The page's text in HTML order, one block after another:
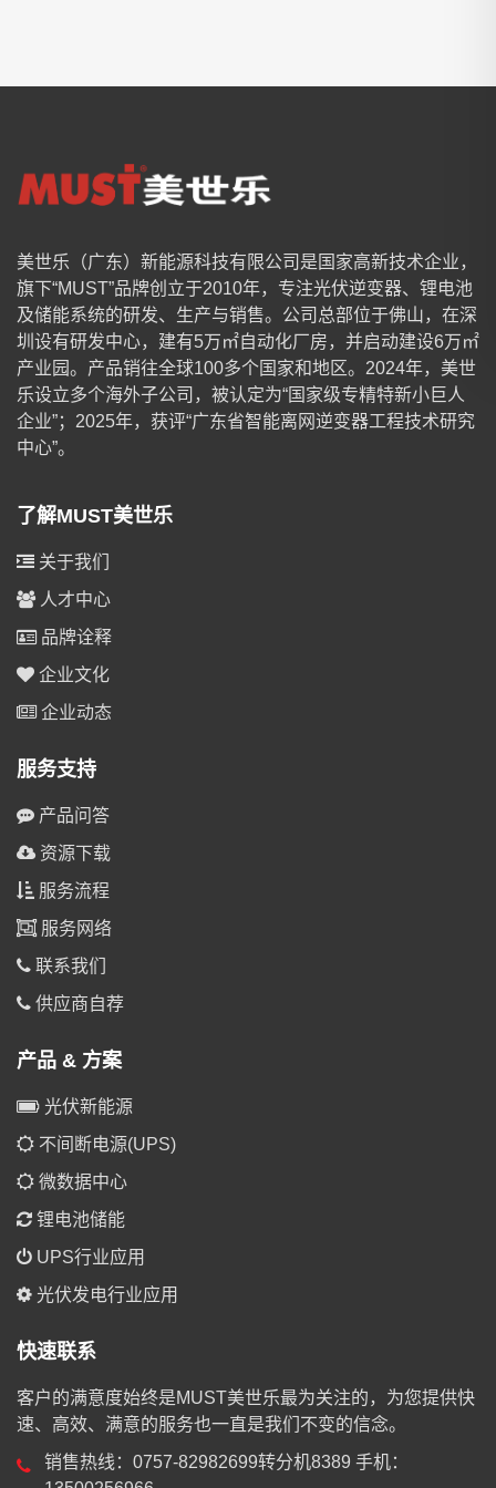
美世乐（广东）新能源科技有限公司是国家高新技术企业，
旗下“MUST”品牌创立于2010年，专注光伏逆变器、锂电池
及储能系统的研发、生产与销售。公司总部位于佛山，在深
圳设有研发中心，建有5万㎡自动化厂房，并启动建设6万㎡
产业园。产品销往全球100多个国家和地区。2024年，美世
乐设立多个海外子公司，被认定为“国家级专精特新小巨人
企业”；2025年，获评“广东省智能离网逆变器工程技术研究
中心”。
了解MUST美世乐
关于我们
人才中心
品牌诠释
企业文化
企业动态
服务支持
产品问答
资源下载
服务流程
服务网络
联系我们
供应商自荐
产品 & 方案
光伏新能源
不间断电源(UPS)
微数据中心
锂电池储能
UPS行业应用
光伏发电行业应用
快速联系
客户的满意度始终是MUST美世乐最为关注的，为您提供快
速、高效、满意的服务也一直是我们不变的信念。
销售热线：0757-82982699转分机8389 手机：